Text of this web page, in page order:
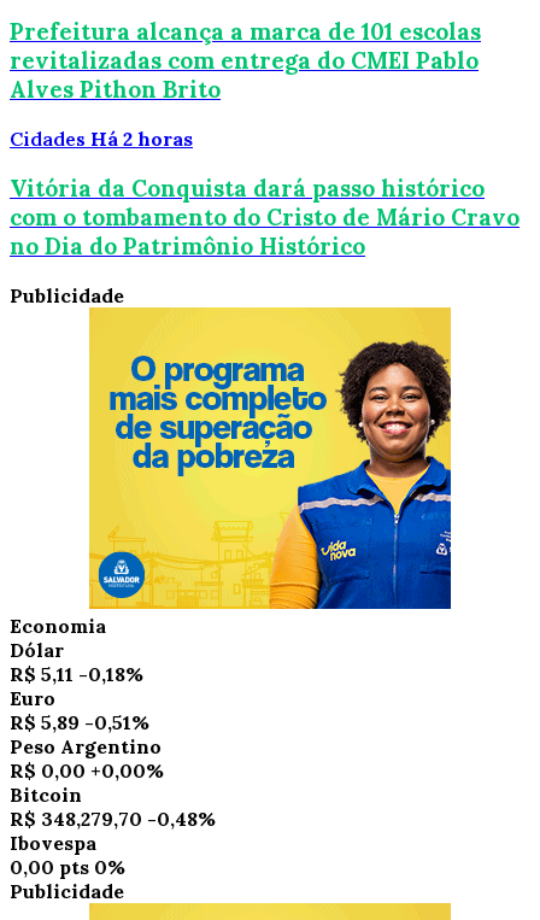
Prefeitura alcança a marca de 101 escolas
revitalizadas com entrega do CMEI Pablo
Alves Pithon Brito
Cidades Há 2 horas
Vitória da Conquista dará passo histórico
com o tombamento do Cristo de Mário Cravo
no Dia do Patrimônio Histórico
Publicidade
Economia
Dólar
R$ 5,11 -0,18%
Euro
R$ 5,89 -0,51%
Peso Argentino
R$ 0,00 +0,00%
Bitcoin
R$ 348,279,70 -0,48%
Ibovespa
0,00 pts 0%
Publicidade